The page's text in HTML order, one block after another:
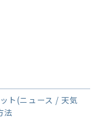
ト(ニュース / 天気
法